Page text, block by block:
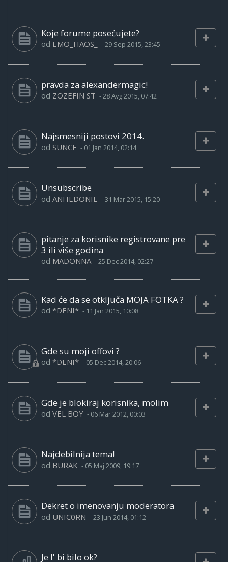
Koje forume posećujete?
od EMO_HAOS_ -29 Sep 2015, 23:45
pravda za alexandermagic!
od ZOZEFIN ST -28 Avg 2015, 07:42
Najsmesniji postovi 2014.
od SUNCE - 01 Jan 2014, 02:14
Unsubscribe
od ANHEDONIE -31 Mar 2015, 15:20
pitanje za korisnike registrovane pre
3 ili više godina
od MADONNA -25 Dec 2014, 02:27
Kad će da se otključa MOJA FOTKA ?
od *DENI* - 11 Jan 2015, 10:08
Gde su moji offovi ?
od *DENI* - 05 Dec 2014, 20:06
Gde je blokiraj korisnika, molim
od VEL BOY - 06 Mar 2012, 00:03
Najdebilnija tema!
od BURAK - 05 Maj 2009, 19:17
Dekret o imenovanju moderatora
od UNIC0RN -23 Jun 2014, 01:12
Je l' bi bilo ok?